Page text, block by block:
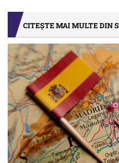
CITEȘTE MAI MULTE DIN